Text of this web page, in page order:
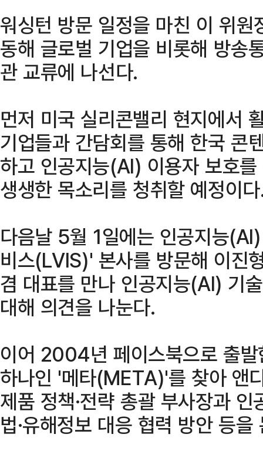
워싱턴 방문 일정을 마친 이 위
동해 글로벌 기업을 비롯해 방송
관 교류에 나선다.
먼저 미국 실리콘밸리 현지에서
기업들과 간담회를 통해 한국 콘
하고 인공지능(AI) 이용자 보호
생생한 목소리를 청취할 예정이
다음날 5월 1일에는 인공지능
비스(LVIS)' 본사를 방문해 이진
겸 대표를 만나 인공지능(AI) 기
대해 의견을 나눈다.
이어 2004년 페이스북으로 출
하나인 '메타(META)'를 찾아
제품 정책·전략 총괄 부사장과
법·유해정보 대응 협력 방안 등을